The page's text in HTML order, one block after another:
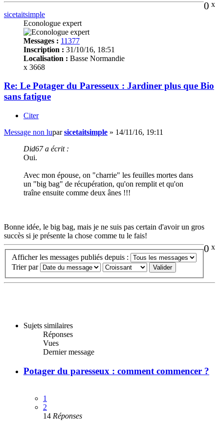
0 x
sicetaitsimple
Econologue expert
Messages : 11377
Inscription : 31/10/16, 18:51
Localisation : Basse Normandie
x 3668
Re: Le Potager du Paresseux : Jardiner plus que Bio
sans fatigue
Citer
Message non luparsicetaitsimple » 14/11/16, 19:11
Did67 a écrit :
Oui.
Avec mon épouse, on "charrie" les feuilles mortes dans
un "big bag" de récupération, qu'on remplit et qu'on
traîne ensuite comme deux ânes !!!
Bonne idée, le big bag, mais je ne suis pas certain d'avoir un gros
succès si je présente la chose comme tu le fais!
0 x
Afficher les messages publiés depuis :
Trier par
Sujets similaires
Réponses
Vues
Dernier message
Potager du paresseux : comment commencer ?
1
2
14 Réponses